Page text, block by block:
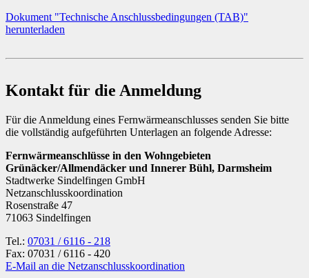
Dokument "Technische Anschlussbedingungen (TAB)"
herunterladen
Kontakt für die Anmeldung
Für die Anmeldung eines Fernwärmeanschlusses senden Sie bitte
die vollständig aufgeführten Unterlagen an folgende Adresse:
Fernwärmeanschlüsse in den Wohngebieten
Grünäcker/Allmendäcker und Innerer Bühl, Darmsheim
Stadtwerke Sindelfingen GmbH
Netzanschlusskoordination
Rosenstraße 47
71063 Sindelfingen
Tel.: 07031 / 6116 - 218
Fax: 07031 / 6116 - 420
E-Mail an die Netzanschlusskoordination